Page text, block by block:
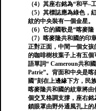
（4）其座右銘為“和平–
（5）其標誌應為綠色，
紋的中央裝有一個金星。
（6）它的國歌是“喀麥
（7）喀麥隆共和國的印
正對正面，中間一個女
的咖啡樹枝葉子上有五
語單詞“ Cameroun共和
Patrie”。背面和中央是
國”刻在上邊緣下方，民
喀麥隆共和國的紋章將
個交叉格調支撐，座右銘
鎖眼罩由野外通風孔上